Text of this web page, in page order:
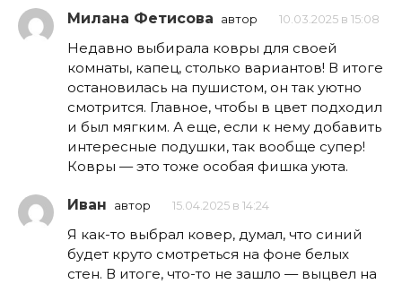
Милана Фетисова автор 10.03.2025 в 15:08
Недавно выбирала ковры для своей
комнаты, капец, столько вариантов! В итоге
остановилась на пушистом, он так уютно
смотрится. Главное, чтобы в цвет подходил
и был мягким. А еще, если к нему добавить
интересные подушки, так вообще супер!
Ковры — это тоже особая фишка уюта.
Иван автор 15.04.2025 в 14:24
Я как-то выбрал ковер, думал, что синий
будет круто смотреться на фоне белых
стен. В итоге, что-то не зашло — выцвел на